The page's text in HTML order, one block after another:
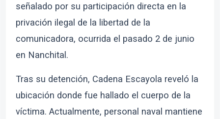
señalado por su participación directa en la
privación ilegal de la libertad de la
comunicadora, ocurrida el pasado 2 de junio
en Nanchital.
Tras su detención, Cadena Escayola reveló la
ubicación donde fue hallado el cuerpo de la
víctima. Actualmente, personal naval mantiene